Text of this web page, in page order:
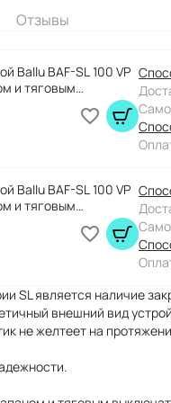
Отзывы
Ballu BAF-SL 100 VP
и тяговым
Ballu BAF-SL 100 VP
и тяговым
SL является наличие
внешний вид
не желтеет на